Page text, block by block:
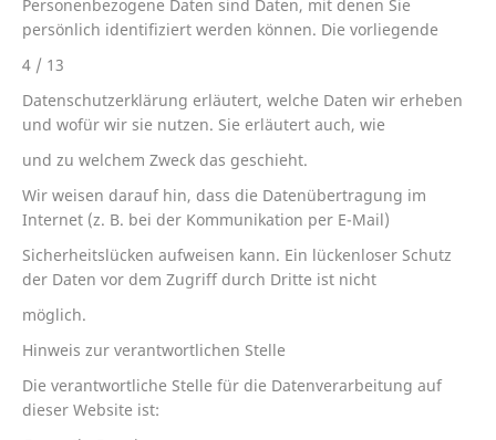
Personenbezogene Daten sind Daten, mit denen Sie
persönlich identifiziert werden können. Die vorliegende
4 / 13
Datenschutzerklärung erläutert, welche Daten wir erheben
und wofür wir sie nutzen. Sie erläutert auch, wie
und zu welchem Zweck das geschieht.
Wir weisen darauf hin, dass die Datenübertragung im
Internet (z. B. bei der Kommunikation per E-Mail)
Sicherheitslücken aufweisen kann. Ein lückenloser Schutz
der Daten vor dem Zugriff durch Dritte ist nicht
möglich.
Hinweis zur verantwortlichen Stelle
Die verantwortliche Stelle für die Datenverarbeitung auf
dieser Website ist: